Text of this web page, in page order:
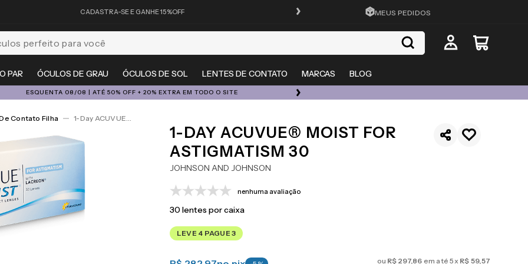
CADASTRA-SE E GANHE 15%OFF FRETE GRÁTIS EM TODO O SITE
MEUS PEDIDOS
PAR ÓCULOS DE GRAU ÓCULOS DE SOL LENTES DE CONTATO MARCAS BLOG
para você
ESQUENTA 08/08 | ATÉ 50% OFF + 20% EXTRA EM TODO O SITE ÓCULOS DE GRAU, SOL E LENTES COM ATÉ 50% OFF + 20% EXTRA
Contato Filha 1-Day ACUVUE® Moist For Astigmatism 30
1-DAY ACUVUE® MOIST FOR
ASTIGMATISM 30
JOHNSON AND JOHNSON
nenhuma avaliação
30lentes por caixa
LEVE 4 PAGUE 3
ou R$ 297,86 em até5x R$ 59,57